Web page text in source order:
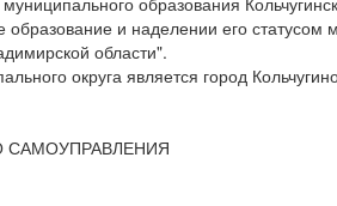
и наделении его статусом
области".
округа является город
САМОУПРАВЛЕНИЯ